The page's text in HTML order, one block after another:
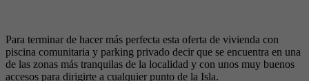
Para terminar de hacer más perfecta esta oferta de vivienda con
piscina comunitaria y parking privado decir que se encuentra en una
de las zonas más tranquilas de la localidad y con unos muy buenos
accesos para dirigirte a cualquier punto de la Isla.